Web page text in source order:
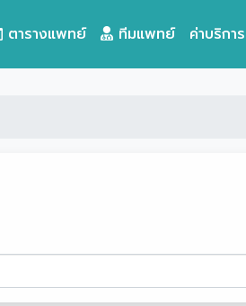
ตารางแพทย์ ทีมแพทย์ ค่าบริการ